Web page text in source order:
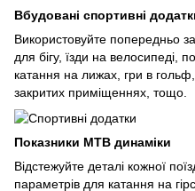
Вбудовані спортивні
Використовуйте попередньо
для бігу, їзди на велосипеді,
катання на лижах, гри в
закритих приміщеннях, тощо.
Показники MTB динаміки
Відстежуйте деталі кожної
параметрів для катання на